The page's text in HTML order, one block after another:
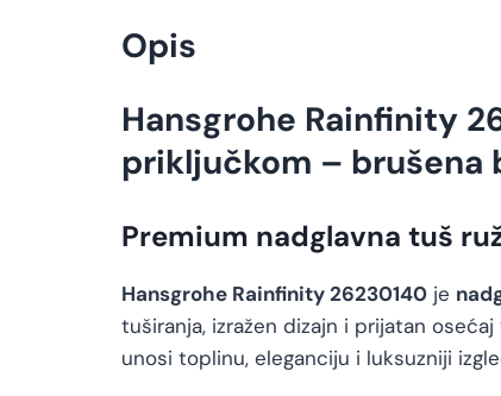
Opis
Hansgrohe Rainfinity
priključkom – brušena
Premium nadglavna tuš
Hansgrohe Rainfinity 26230140 je
tuširanja, izražen dizajn i prijatan
unosi toplinu, eleganciju i luksuzniji